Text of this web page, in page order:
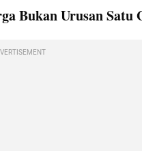
Bukan Urusan Satu